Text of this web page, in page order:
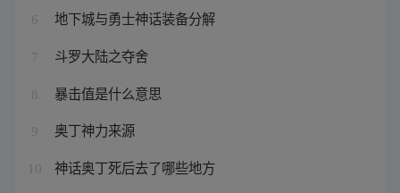
6 地下城与勇士神话装备分解
7 斗罗大陆之夺舍
8 暴击值是什么意思
9 奥丁神力来源
10 神话奥丁死后去了哪些地方